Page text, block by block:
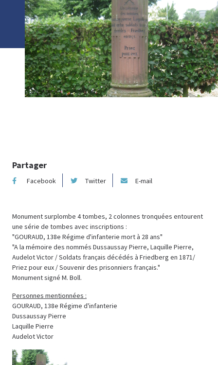
Partager
Facebook Twitter E-mail
Monument surplombe 4 tombes, 2 colonnes tronquées entourent
une série de tombes avec inscriptions :
"GOURAUD, 138e Régime d'infanterie mort à 28 ans"
"A la mémoire des nommés Dussaussay Pierre, Laquille Pierre,
Audelot Victor / Soldats français décédés à Friedberg en 1871/
Priez pour eux / Souvenir des prisonniers français."
Monument signé M. Boll.
Personnes mentionnées :
GOURAUD, 138e Régime d'infanterie
Dussaussay Pierre
Laquille Pierre
Audelot Victor